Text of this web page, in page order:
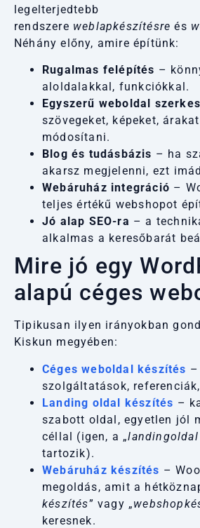
legelterjedtebb
rendszere weblapkészítésre és
Néhány előny, amire építünk:
Rugalmas felépítés –
aloldalakkal, funkciókkal.
Egyszerű weboldal
szövegeket, képeket,
módosítani.
Blog és tudásbázis – ha
akarsz megjelenni, ezt
Webáruház integráció –
teljes értékű webshopot
Jó alap SEO-ra – a
alkalmas a keresőbarát
Mire jó egy
alapú céges
Tipikusan ilyen irányokban
Kiskun megyében:
Céges weboldal készítés
szolgáltatások,
Landing oldal készítés –
szabott oldal, egyetlen jól
céllal (igen, a „
tartozik).
Webáruház készítés –
megoldás, amit a
készítés” vagy „
keresnek.